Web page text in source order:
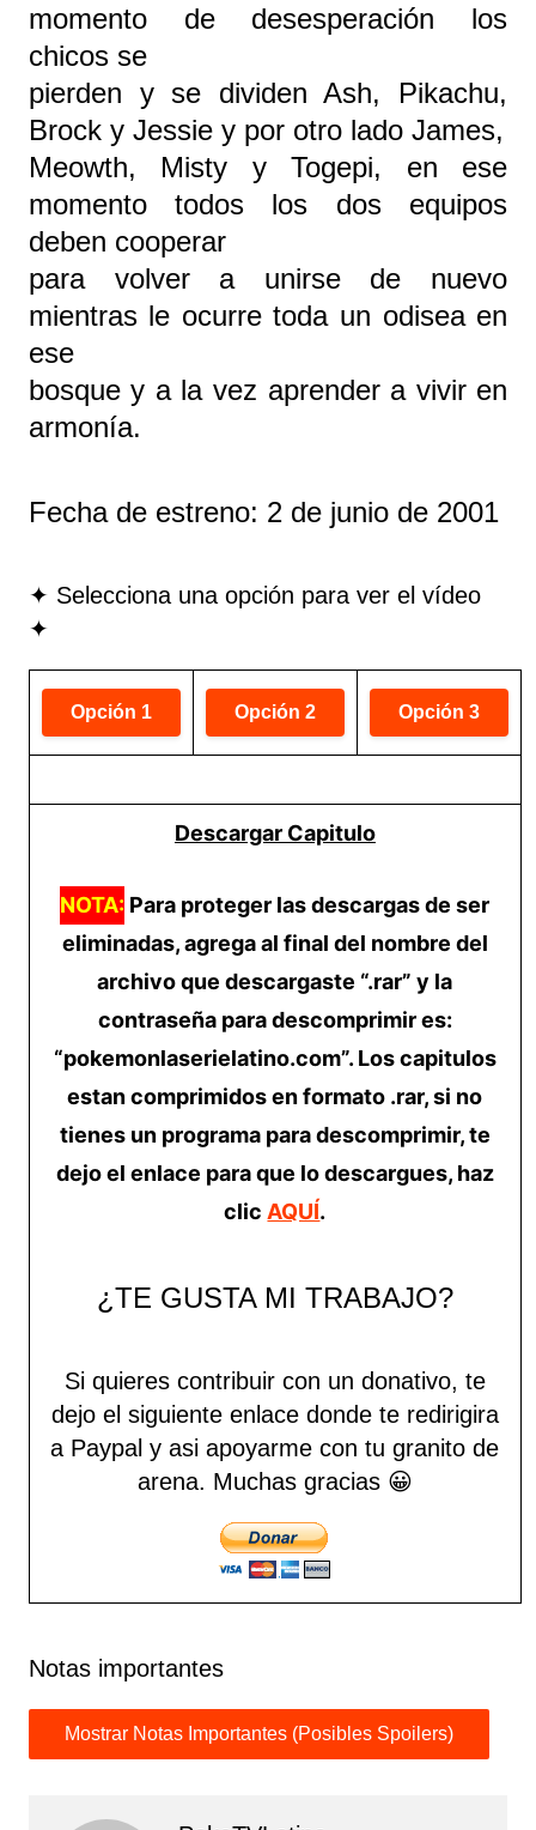
momento de desesperación los
chicos se
pierden y se dividen Ash, Pikachu,
Brock y Jessie y por otro lado James,
Meowth, Misty y Togepi, en ese
momento todos los dos equipos
deben cooperar
para volver a unirse de nuevo
mientras le ocurre toda un odisea en
ese
bosque y a la vez aprender a vivir en
armonía.
Fecha de estreno: 2 de junio de 2001
✦ Selecciona una opción para ver el vídeo
✦
Descargar Capitulo
NOTA: Para proteger las descargas de ser
eliminadas, agrega al final del nombre del
archivo que descargaste “.rar” y la
contraseña para descomprimir es:
“pokemonlaserielatino.com”. Los capitulos
estan comprimidos en formato .rar, si no
tienes un programa para descomprimir, te
dejo el enlace para que lo descargues, haz
clic AQUÍ.
¿TE GUSTA MI TRABAJO?
Si quieres contribuir con un donativo, te
dejo el siguiente enlace donde te redirigira
a Paypal y asi apoyarme con tu granito de
arena. Muchas gracias 😀
Notas importantes